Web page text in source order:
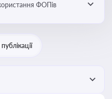
ФОПів
публікації